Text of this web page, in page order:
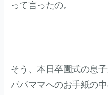
って言ったの。
そう、本日卒園式の息子
パパママへのお手紙の